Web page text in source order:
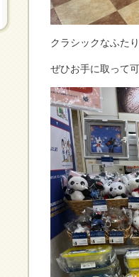
クラシックなふた
ぜひお手に取って